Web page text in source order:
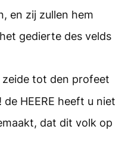
en zij zullen hem
gedierte des velds
tot den profeet
HEERE heeft u niet
dat dit volk op